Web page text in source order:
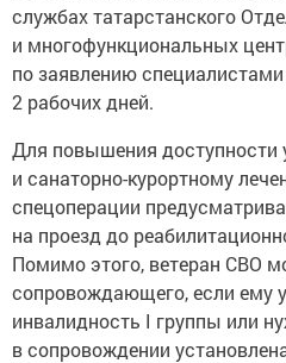
службах татарстанского
и многофункциональных
по заявлению
2 рабочих дней.
Для повышения доступности
и санаторно-курортному
спецоперации
на проезд до
Помимо этого, ветеран СВО
сопровождающего, если ему
инвалидность I группы или
в сопровождении